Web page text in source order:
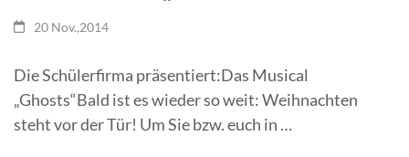
20 Nov.,2014
Die Schülerfirma präsentiert:Das Musical
„Ghosts“Bald ist es wieder so weit: Weihnachten
steht vor der Tür! Um Sie bzw. euch in …